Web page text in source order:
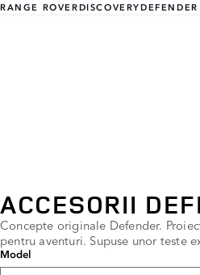
RANGE ROVERDISCOVERYDEFENDER
ACCESORII
Concepte originale Defender.
pentru aventuri. Supuse unor teste
Model